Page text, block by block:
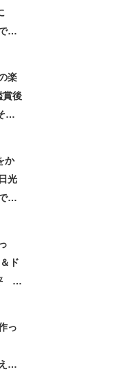
美
楽
賞後
う
か
光
き
ド
っ
て